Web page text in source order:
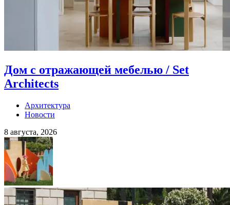
Дом с отражающей мебелью / Set
Architects
Архитектура
Новости
8 августа, 2026